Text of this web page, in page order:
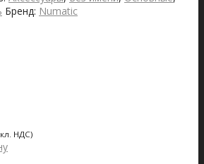
Бренд: Numatic
НДС)